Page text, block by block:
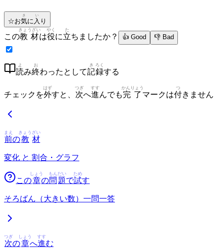
☆お気
き
に 入
い
り
この教材
きょうざい
は役
やく
に立
た
ちましたか？ 👍 Good 👎 Bad
読
よ
み終
お
わったとして記
き
録
ろく
する
チェックを外
はず
すと、 次
つぎ
へ進
すす
んでも完了
かんりょう
マークは付
つ
きません
前
まえ
の教
きょう
材
ざい
変化 と 割合・グラフ
この章
しょう
の問
もん
題
だい
で試
ため
す
そろばん（大きい数）一問一答
次
つぎ
の章
しょう
へ進
すす
む